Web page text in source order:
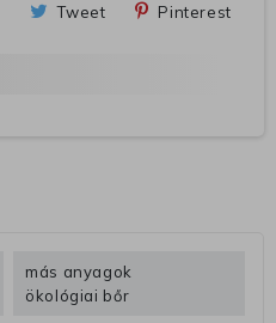
Tweet Pinterest
más anyagok
ökológiai bőr